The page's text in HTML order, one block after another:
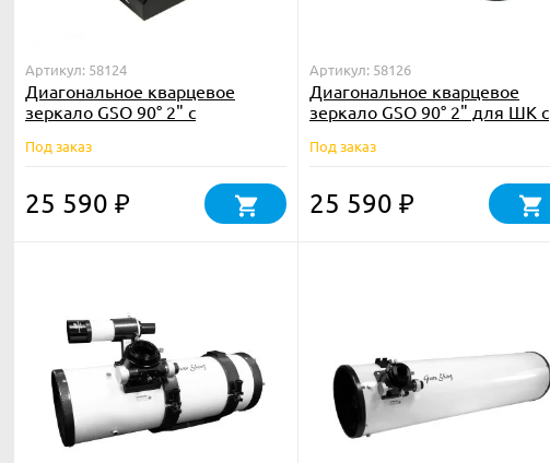
Артикул: 58124
Диагональное кварцевое
зеркало GSO 90° 2" с
Под заказ
25 590 ₽
Артикул: 58126
Диагональное кварцевое
зеркало GSO 90° 2" для ШК с
Под заказ
25 590 ₽